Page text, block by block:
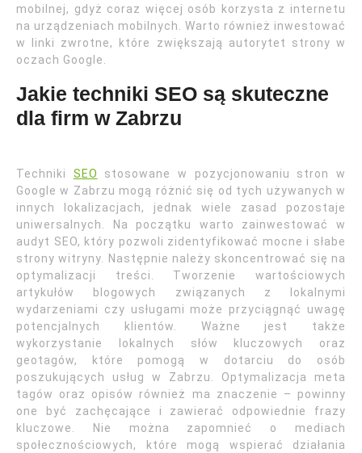
mobilnej, gdyż coraz więcej osób korzysta z internetu
na urządzeniach mobilnych. Warto również inwestować
w linki zwrotne, które zwiększają autorytet strony w
oczach Google.
Jakie techniki SEO są skuteczne
dla firm w Zabrzu
Techniki SEO
stosowane w pozycjonowaniu stron w
Google w Zabrzu mogą różnić się od tych używanych w
innych lokalizacjach, jednak wiele zasad pozostaje
uniwersalnych. Na początku warto zainwestować w
audyt SEO, który pozwoli zidentyfikować mocne i słabe
strony witryny. Następnie należy skoncentrować się na
optymalizacji treści. Tworzenie wartościowych
artykułów blogowych związanych z lokalnymi
wydarzeniami czy usługami może przyciągnąć uwagę
potencjalnych klientów. Ważne jest także
wykorzystanie lokalnych słów kluczowych oraz
geotagów, które pomogą w dotarciu do osób
poszukujących usług w Zabrzu. Optymalizacja meta
tagów oraz opisów również ma znaczenie – powinny
one być zachęcające i zawierać odpowiednie frazy
kluczowe. Nie można zapomnieć o mediach
społecznościowych, które mogą wspierać działania